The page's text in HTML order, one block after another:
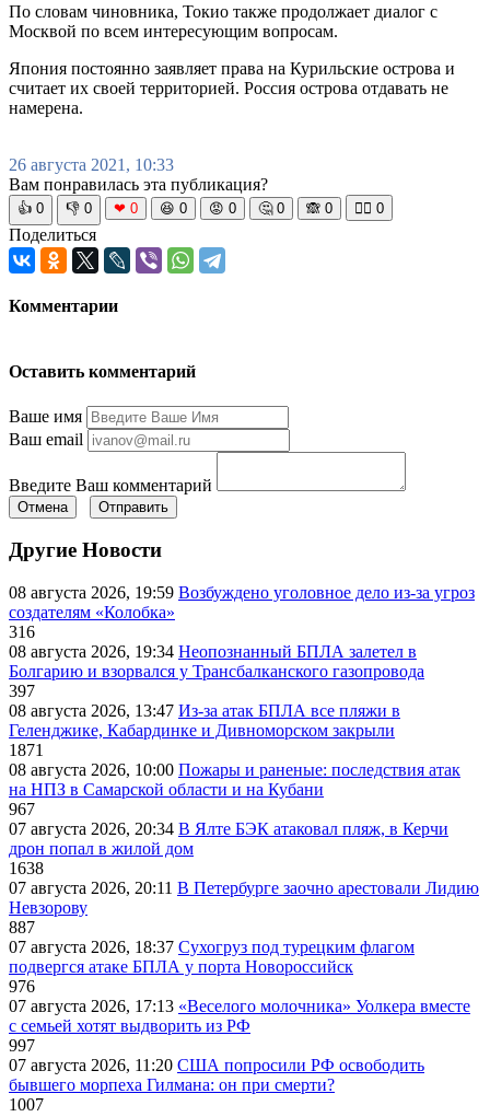
По словам чиновника, Токио также продолжает диалог с
Москвой по всем интересующим вопросам.
Япония постоянно заявляет права на Курильские острова и
считает их своей территорией. Россия острова отдавать не
намерена.
26 августа 2021, 10:33
Вам понравилась эта публикация?
👍 0 👎 0 ❤ 0 😆 0 😡 0 🤔 0 🙈 0 🧘‍♀️ 0
Поделиться
Комментарии
Оставить комментарий
Ваше имя
Ваш email
Введите Ваш комментарий
Отмена Отправить
Другие Новости
08 августа 2026, 19:59 Возбуждено уголовное дело из-за угроз
создателям «Колобка»
316
08 августа 2026, 19:34 Неопознанный БПЛА залетел в
Болгарию и взорвался у Трансбалканского газопровода
397
08 августа 2026, 13:47 Из-за атак БПЛА все пляжи в
Геленджике, Кабардинке и Дивноморском закрыли
1871
08 августа 2026, 10:00 Пожары и раненые: последствия атак
на НПЗ в Самарской области и на Кубани
967
07 августа 2026, 20:34 В Ялте БЭК атаковал пляж, в Керчи
дрон попал в жилой дом
1638
07 августа 2026, 20:11 В Петербурге заочно арестовали Лидию
Невзорову
887
07 августа 2026, 18:37 Сухогруз под турецким флагом
подвергся атаке БПЛА у порта Новороссийск
976
07 августа 2026, 17:13 «Веселого молочника» Уолкера вместе
с семьей хотят выдворить из РФ
997
07 августа 2026, 11:20 США попросили РФ освободить
бывшего морпеха Гилмана: он при смерти?
1007